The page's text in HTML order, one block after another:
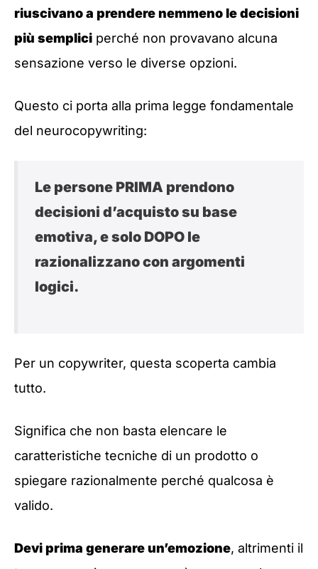
riuscivano a prendere nemmeno le decisioni
più semplici perché non provavano alcuna
sensazione verso le diverse opzioni.
Questo ci porta alla prima legge fondamentale
del neurocopywriting:
Le persone PRIMA prendono
decisioni d’acquisto su base
emotiva, e solo DOPO le
razionalizzano con argomenti
logici.
Per un copywriter, questa scoperta cambia
tutto.
Significa che non basta elencare le
caratteristiche tecniche di un prodotto o
spiegare razionalmente perché qualcosa è
valido.
Devi prima generare un’emozione, altrimenti il